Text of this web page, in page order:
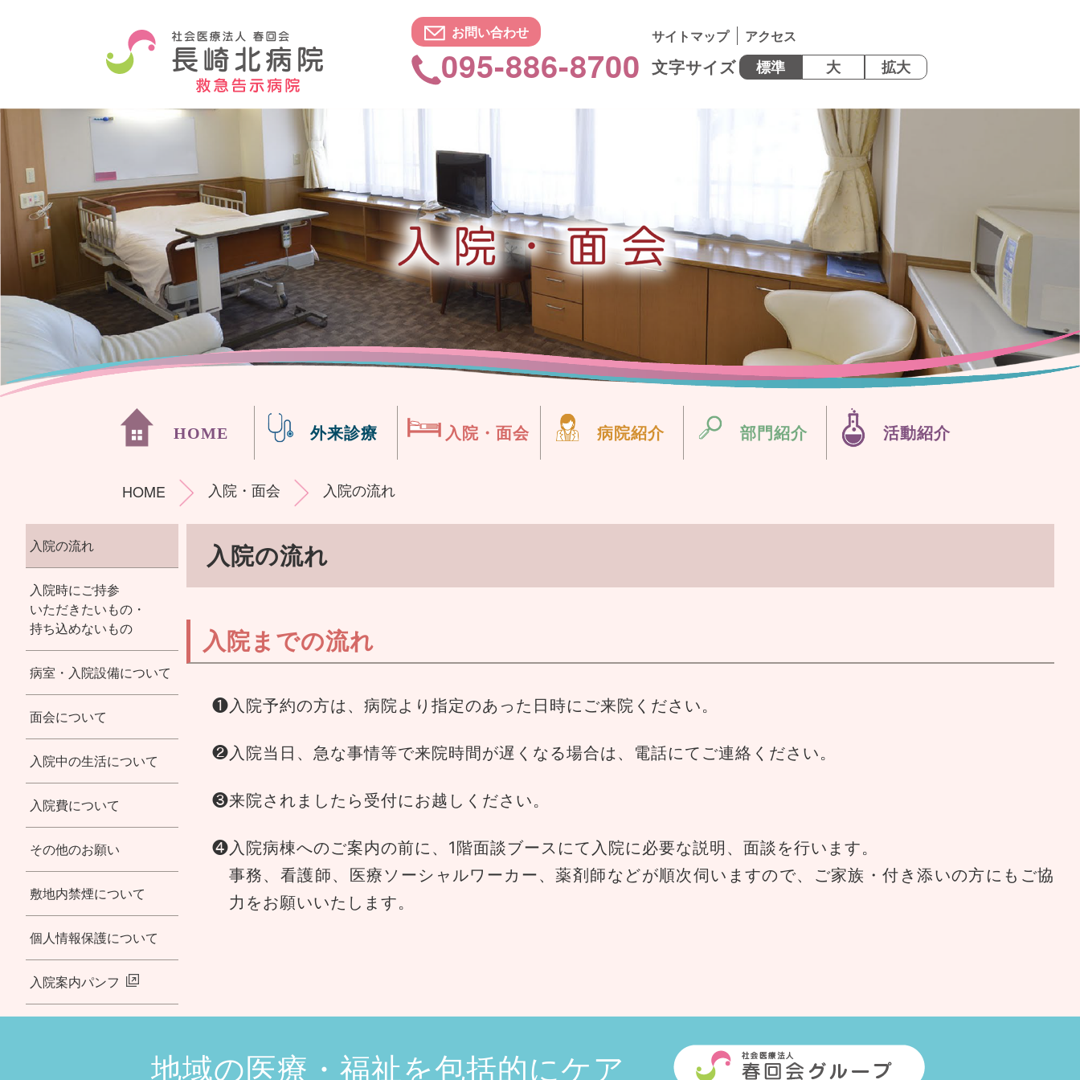
お問い合わせ
095-886-8700
サイトマップ アクセス
文字サイズ 標準 大 拡大
HOME 外来診療 入院・面会 病院紹介 部門紹介 活動紹介
HOME 入院・面会 入院の流れ
入院の流れ
入院までの流れ
❶入院予約の方は、病院より指定のあった日時にご来院ください。
❷入院当日、急な事情等で来院時間が遅くなる場合は、電話にてご連絡ください。
❸来院されましたら受付にお越しください。
❹入院病棟へのご案内の前に、1階面談ブースにて入院に必要な説明、面談を行います。
事務、看護師、医療ソーシャルワーカー、薬剤師などが順次伺いますので、ご家族・付き添いの方にもご協
力をお願いいたします。
入院の流れ
入院時にご持参
いただきたいもの・
持ち込めないもの
病室・入院設備について
面会について
入院中の生活について
入院費について
その他のお願い
敷地内禁煙について
個人情報保護について
入院案内パンフ
地域の医療・福祉を包括的にケア